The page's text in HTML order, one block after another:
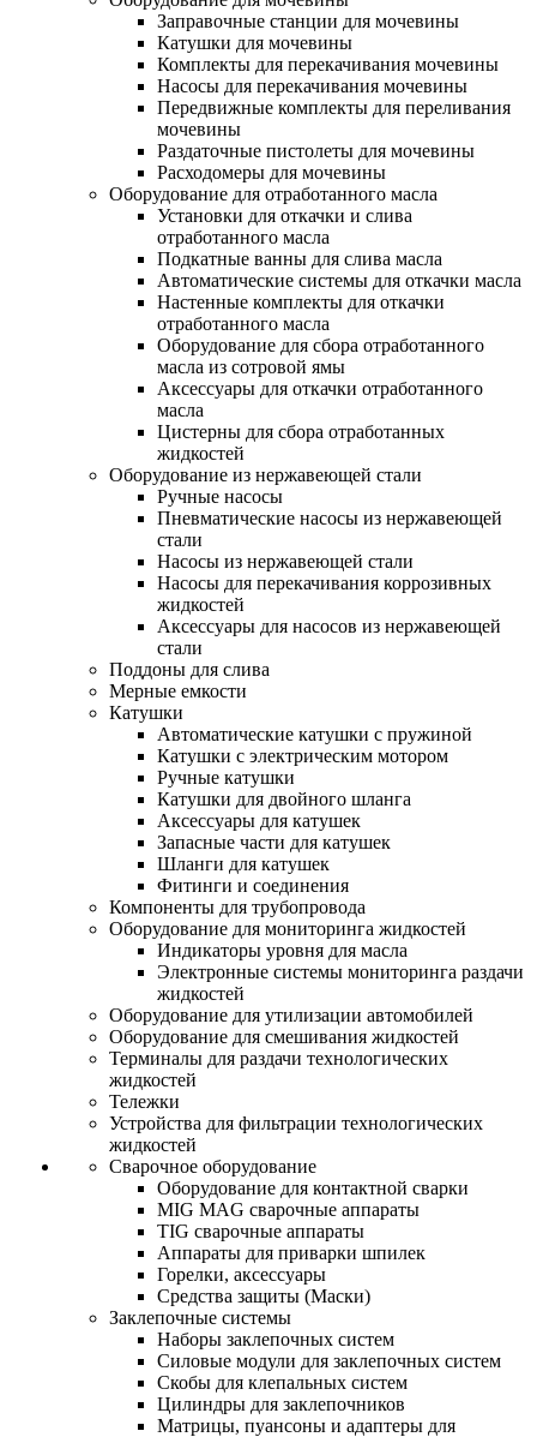
Заправочные станции для мочевины
Катушки для мочевины
Комплекты для перекачивания мочевины
Насосы для перекачивания мочевины
Передвижные комплекты для переливания
мочевины
Раздаточные пистолеты для мочевины
Расходомеры для мочевины
Оборудование для отработанного масла
Установки для откачки и слива
отработанного масла
Подкатные ванны для слива масла
Автоматические системы для откачки масла
Настенные комплекты для откачки
отработанного масла
Оборудование для сбора отработанного
масла из сотровой ямы
Аксессуары для откачки отработанного
масла
Цистерны для сбора отработанных
жидкостей
Оборудование из нержавеющей стали
Ручные насосы
Пневматические насосы из нержавеющей
стали
Насосы из нержавеющей стали
Насосы для перекачивания коррозивных
жидкостей
Аксессуары для насосов из нержавеющей
стали
Поддоны для слива
Мерные емкости
Катушки
Автоматические катушки с пружиной
Катушки с электрическим мотором
Ручные катушки
Катушки для двойного шланга
Аксессуары для катушек
Запасные части для катушек
Шланги для катушек
Фитинги и соединения
Компоненты для трубопровода
Оборудование для мониторинга жидкостей
Индикаторы уровня для масла
Электронные системы мониторинга раздачи
жидкостей
Оборудование для утилизации автомобилей
Оборудование для смешивания жидкостей
Терминалы для раздачи технологических
жидкостей
Тележки
Устройства для фильтрации технологических
жидкостей
Сварочное оборудование
Оборудование для контактной сварки
MIG MAG сварочные аппараты
TIG сварочные аппараты
Аппараты для приварки шпилек
Горелки, аксессуары
Средства защиты (Маски)
Заклепочные системы
Наборы заклепочных систем
Силовые модули для заклепочных систем
Скобы для клепальных систем
Цилиндры для заклепочников
Матрицы, пуансоны и адаптеры для